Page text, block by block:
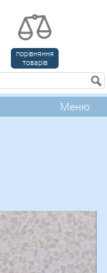
порівняння
товарів
Меню